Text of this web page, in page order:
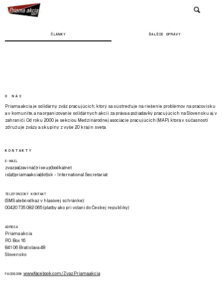
ČLÁNKY ĎALŠIE SPRÁVY
O NÁS
Priama akcia je solidárny zväz pracujúcich, ktorý sa sústreďuje na riešenie problémov na pracovisku
a v komunite, a na organizovanie solidárnych akcií za práva a požiadavky pracujúcich na Slovensku aj v
zahraničí. Od roku 2000 je sekciou Medzinárodnej asociácie pracujúcich (MAP), ktorá v súčasnosti
združuje zväzy a skupiny z vyše 20 krajín sveta.
KONTAKTY
E-MAIL
zvazpa(zavináč)riseup(bodka)net
is(at)priamaakcia(dot)sk - International Secretariat
TELEFONICKÝ KONTAKT
(SMS alebo odkaz v hlasovej schránke):
00420 735 082 065 (platby ako pri volaní do Českej republiky)
ADRESA
Priama akcia
P.O. Box 16
841 06 Bratislava 48
Slovensko
FACEBOOK www.facebook.com/Zvaz.Priama.akcia